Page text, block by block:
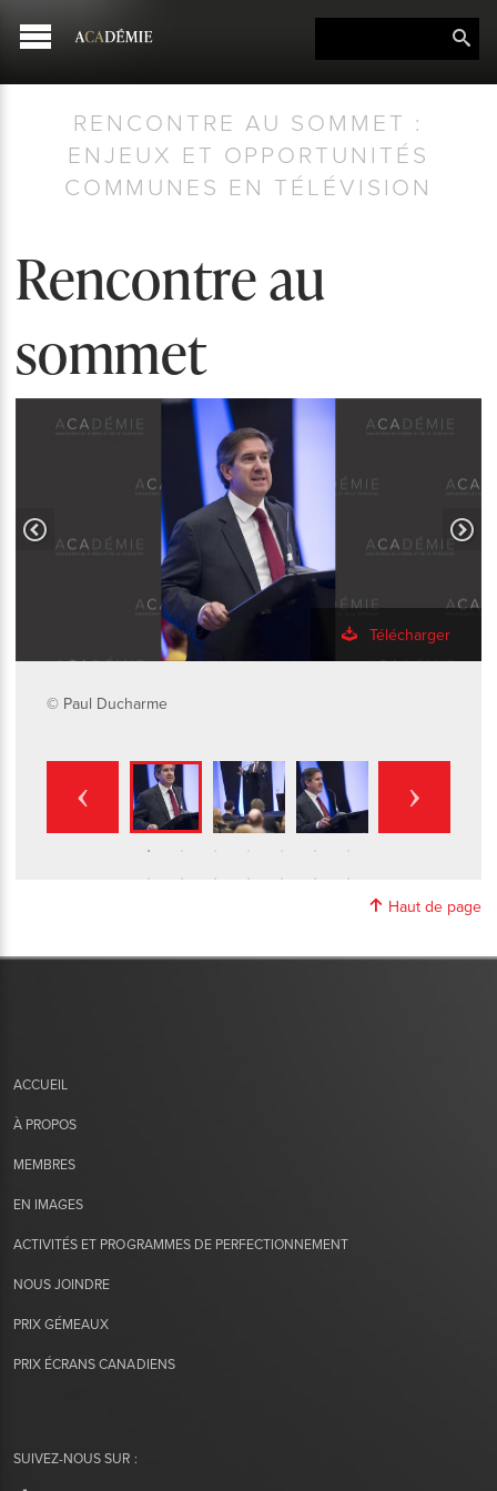
RENCONTRE AU SOMMET :
ENJEUX ET OPPORTUNITÉS
COMMUNES EN TÉLÉVISION
Rencontre au
sommet
Télécharger
© Paul Ducharme
Haut de page
ACCUEIL
À PROPOS
MEMBRES
EN IMAGES
ACTIVITÉS ET PROGRAMMES DE PERFECTIONNEMENT
NOUS JOINDRE
PRIX GÉMEAUX
PRIX ÉCRANS CANADIENS
SUIVEZ-NOUS SUR :